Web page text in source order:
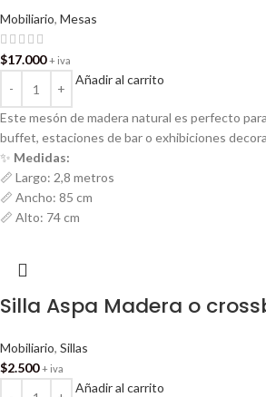
Mobiliario, Mesas
$17.000 + iva
Añadir al carrito
Este mesón de madera natural es perfecto
buffet, estaciones de bar o exhibiciones
✨ Medidas:
📏 Largo: 2,8 metros
📏 Ancho: 85 cm
📏 Alto: 74 cm
Silla Aspa Madera o
Mobiliario, Sillas
$2.500 + iva
Añadir al carrito